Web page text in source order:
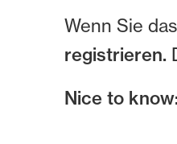
Wenn Sie
registrieren.
Nice to